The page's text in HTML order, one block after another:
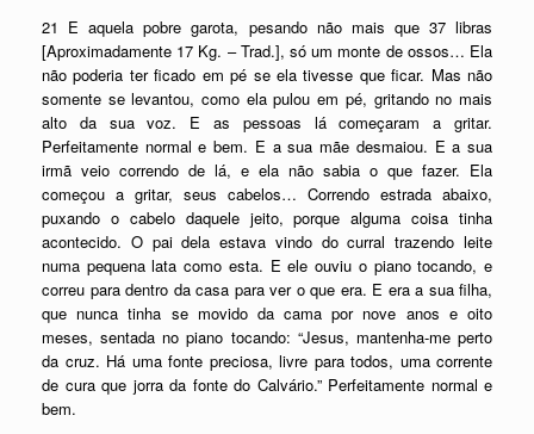
21 E aquela pobre garota, pesando não mais que 37 libras
[Aproximadamente 17 Kg. – Trad.], só um monte de ossos… Ela
não poderia ter ficado em pé se ela tivesse que ficar. Mas não
somente se levantou, como ela pulou em pé, gritando no mais
alto da sua voz. E as pessoas lá começaram a gritar.
Perfeitamente normal e bem. E a sua mãe desmaiou. E a sua
irmã veio correndo de lá, e ela não sabia o que fazer. Ela
começou a gritar, seus cabelos… Correndo estrada abaixo,
puxando o cabelo daquele jeito, porque alguma coisa tinha
acontecido. O pai dela estava vindo do curral trazendo leite
numa pequena lata como esta. E ele ouviu o piano tocando, e
correu para dentro da casa para ver o que era. E era a sua filha,
que nunca tinha se movido da cama por nove anos e oito
meses, sentada no piano tocando: “Jesus, mantenha-me perto
da cruz. Há uma fonte preciosa, livre para todos, uma corrente
de cura que jorra da fonte do Calvário.” Perfeitamente normal e
bem.